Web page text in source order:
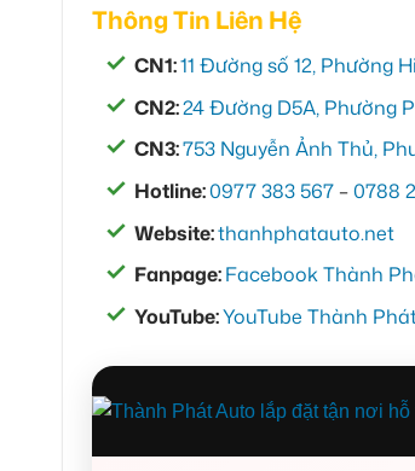
Thông Tin Liên Hệ
CN1:11 Đường số 12, Phường
CN2:24 Đường D5A, Phường
CN3:753 Nguyễn Ảnh Thủ,
Hotline:0977 383 567 –0788
Website:thanhphatauto.net
Fanpage:Facebook Thành
YouTube:YouTube Thành